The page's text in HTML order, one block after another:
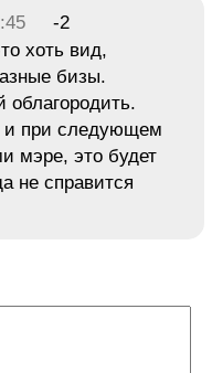
-2
хоть вид,
бизы.
облагородить.
и при следующем
мэре, это будет
не справится